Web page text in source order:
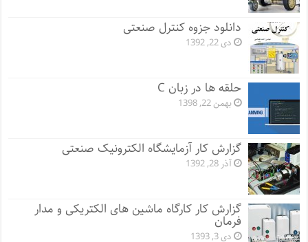
دانلود جزوه کنترل صنعتی
دی 22, 1392
حلقه ها در زبان C
بهمن 22, 1398
گزارش کار آزمایشگاه الکترونیک صنعتی
آذر 28, 1392
گزارش کار کارگاه ماشین های الکتریکی و مدار
فرمان
دی 3, 1393